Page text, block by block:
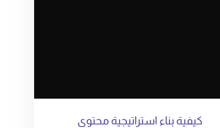
كيفية بناء استراتيجية محتوى